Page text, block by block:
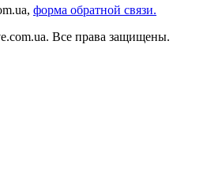
форма обратной связи.
Все права защищены.